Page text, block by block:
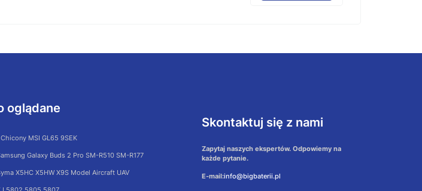
oglądane
MSI GL65 9SEK
Galaxy Buds 2 Pro SM-R510 SM-R177
X5HC X5HW X9S Model Aircraft UAV
Skontaktuj się z nami
Zapytaj naszych ekspertów. Odpowiemy na
każde pytanie.
E-mail:info@bigbaterii.pl